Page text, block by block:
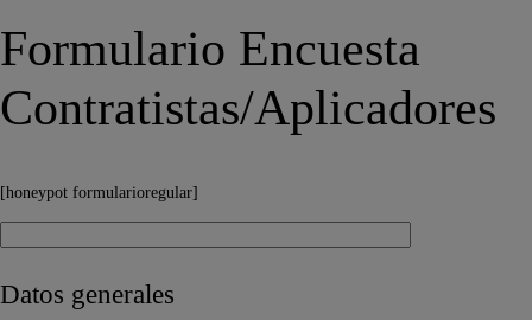
Formulario Encuesta
Contratistas/Aplicadores
[honeypot formularioregular]
Datos generales